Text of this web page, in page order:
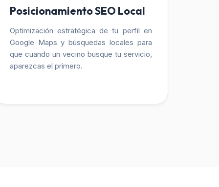
Posicionamiento SEO Local
Optimización estratégica de tu perfil en
Google Maps y búsquedas locales para
que cuando un vecino busque tu servicio,
aparezcas el primero.